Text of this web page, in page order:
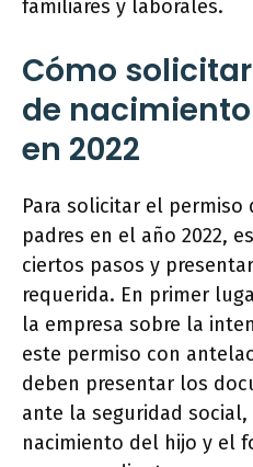
familiares y laborales.
Cómo
de
en 2022
Para solicitar el permiso
padres en el año 2022,
ciertos pasos y
requerida. En primer
la empresa sobre la
este permiso con
deben presentar los
ante la seguridad
nacimiento del hijo y el